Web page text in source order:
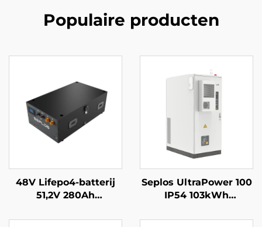
Populaire producten
48V Lifepo4-batterij
51,2V 280Ah
batterijbackupsysteem
Seplos UltraPower 100
IP54 103kWh
commercieel